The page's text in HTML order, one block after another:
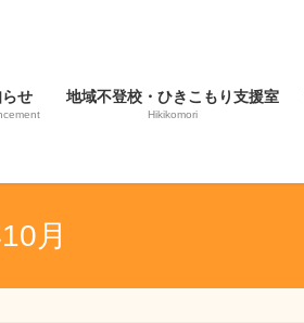
せ 地域不登校・ひきこもり支援室
Hikikomori
月